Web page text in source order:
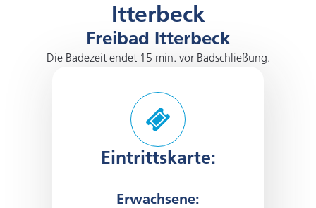
Itterbeck
Freibad Itterbeck
Die Badezeit endet 15 min. vor Badschließung.
Eintrittskarte:
Erwachsene: